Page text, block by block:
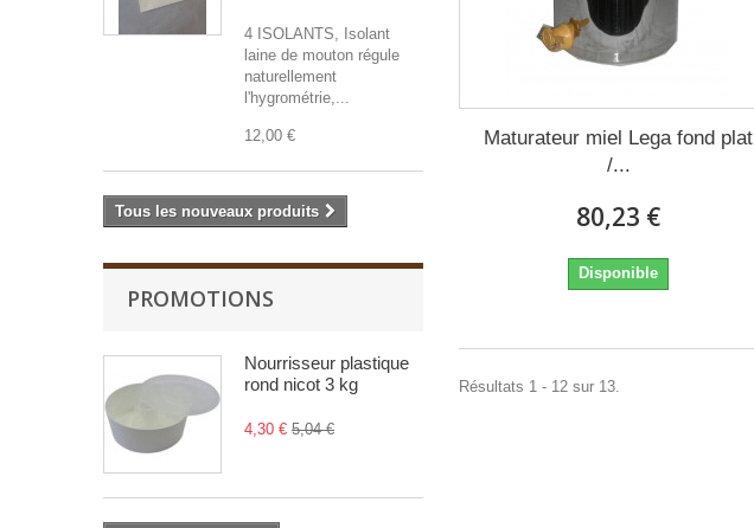
4 ISOLANTS, Isolant
laine de mouton régule
naturellement
l'hygrométrie,...
12,00 €
Tous les nouveaux produits
PROMOTIONS
Nourrisseur plastique
rond nicot 3 kg
4,30 € 5,04 €
Maturateur miel Lega fond plat
/...
80,23 €
Disponible
Résultats 1 - 12 sur 13.